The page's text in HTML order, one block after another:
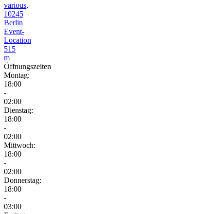
various,
10245
Berlin
Event-
Location
515
m
Öffnungszeiten
Montag:
18:00
-
02:00
Dienstag:
18:00
-
02:00
Mittwoch:
18:00
-
02:00
Donnerstag:
18:00
-
03:00